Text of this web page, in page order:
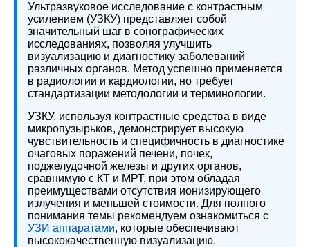
Ультразвуковое исследование с контрастным
усилением (УЗКУ) представляет собой
значительный шаг в сонографических
исследованиях, позволяя улучшить
визуализацию и диагностику заболеваний
различных органов. Метод успешно применяется
в радиологии и кардиологии, но требует
стандартизации методологии и терминологии.
УЗКУ, используя контрастные средства в виде
микропузырьков, демонстрирует высокую
чувствительность и специфичность в диагностике
очаговых поражений печени, почек,
поджелудочной железы и других органов,
сравнимую с КТ и МРТ, при этом обладая
преимуществами отсутствия ионизирующего
излучения и меньшей стоимости. Для полного
понимания темы рекомендуем ознакомиться с
УЗИ аппаратами, которые обеспечивают
высококачественную визуализацию.